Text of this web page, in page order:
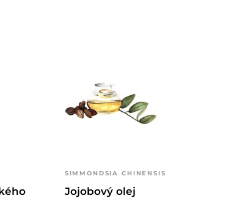
SIMMONDSIA CHINENSIS
Jojobový olej